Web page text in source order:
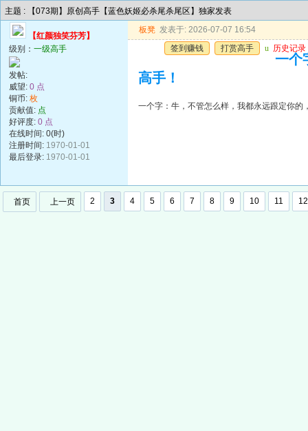
主题 : 【073期】原创高手【蓝色妖姬必杀尾杀尾区】独家发表
【红颜独笑芬芳】
级别： 一级高手
发帖:
威望: 0 点
铜币: 枚
贡献值: 点
好评度: 0 点
在线时间: 0(时)
注册时间: 1970-01-01
最后登录: 1970-01-01
板凳 发表于: 2026-07-07 16:54
签到赚钱
打赏高手 u 历史记录
一个
高手！
一个字：牛，不管怎么样，我都永远跟定你的
首页 上一页 2 3 4 5 6 7 8 9 10 11 12